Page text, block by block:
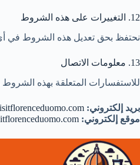
12. التغييرات على هذه الشروط
نحتفظ بحق تعديل هذه الشروط في
13. معلومات الاتصال
للاستفسارات المتعلقة بهذه الشروط
بريد إلكتروني:
موقع إلكتروني: